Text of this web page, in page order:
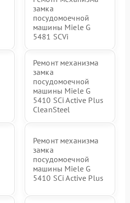
замка
посудомоечной
машины Miele G
5481 SCVi
Ремонт механизма
замка
посудомоечной
машины Miele G
5410 SCi Active Plus
CleanSteel
Ремонт механизма
замка
посудомоечной
машины Miele G
5410 SCi Active Plus